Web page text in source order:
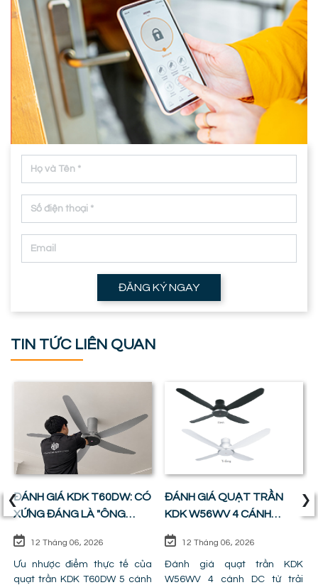
ĐĂNG KÝ NGAY
TIN TỨC LIÊN QUAN
ĐÁNH GIÁ KDK T60DW: CÓ
XỨNG ĐÁNG LÀ "ÔNG
12 Tháng 06, 2026
Ưu nhược điểm thực tế của
quạt trần KDK T60DW 5 cánh
ĐÁNH GIÁ QUẠT TRẦN
KDK W56WV 4 CÁNH
BẰNG HOÀN HẢO GIỮA
GIÁ TIỀN VÀ CÔNG NĂNG
12 Tháng 06, 2026
Đánh giá quạt trần KDK
W56WV 4 cánh DC từ trải
‹ ›